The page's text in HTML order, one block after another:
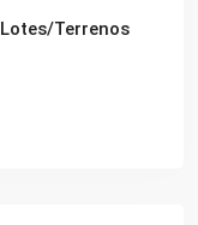
Lotes/Terrenos